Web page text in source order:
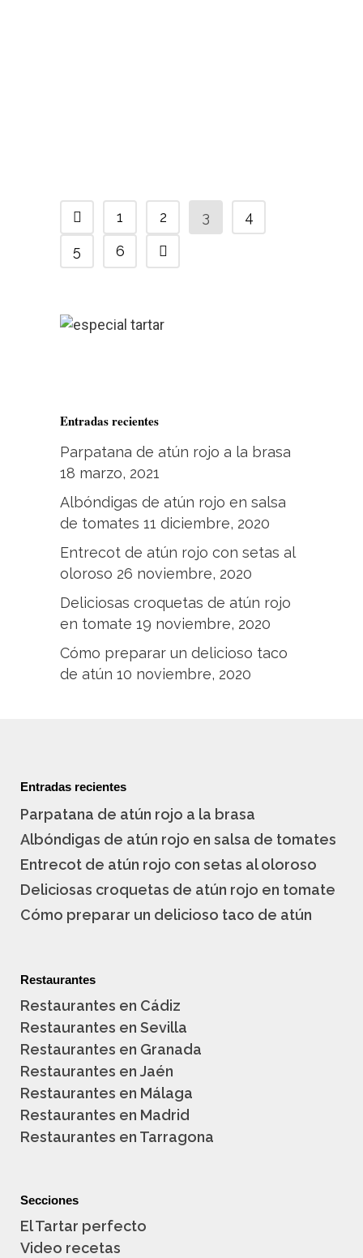
1 2 3
4
5
6
Entradas recientes
Parpatana de atún rojo a la brasa
18 marzo, 2021
Albóndigas de atún rojo en salsa
de tomates 11 diciembre, 2020
Entrecot de atún rojo con setas al
oloroso 26 noviembre, 2020
Deliciosas croquetas de atún rojo
en tomate 19 noviembre, 2020
Cómo preparar un delicioso taco
de atún 10 noviembre, 2020
Entradas recientes
Parpatana de atún rojo a la brasa
Albóndigas de atún rojo en salsa de tomates
Entrecot de atún rojo con setas al oloroso
Deliciosas croquetas de atún rojo en tomate
Cómo preparar un delicioso taco de atún
Restaurantes
Restaurantes en Cádiz
Restaurantes en Sevilla
Restaurantes en Granada
Restaurantes en Jaén
Restaurantes en Málaga
Restaurantes en Madrid
Restaurantes en Tarragona
Secciones
El Tartar perfecto
Video recetas